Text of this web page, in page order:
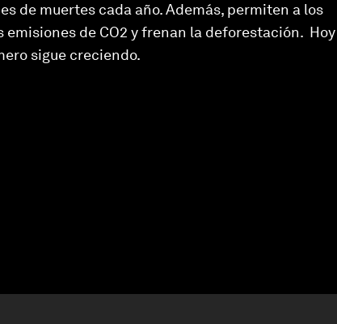
de muertes cada año. Además, permiten a los
de CO2 y frenan la deforestación. Hoy
sigue creciendo.